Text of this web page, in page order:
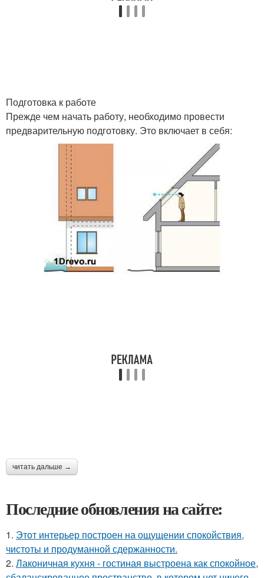
Подготовка к работе
Прежде чем начать работу, необходимо провести
предварительную подготовку. Это включает в себя:
читать дальше →
Последние обновления на сайте:
1. Этот интерьер построен на ощущении спокойствия,
чистоты и продуманной сдержанности.
2. Лаконичная кухня - гостиная выстроена как спокойное,